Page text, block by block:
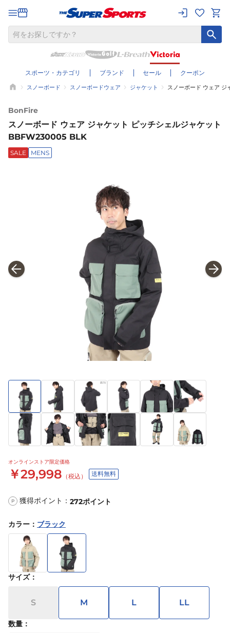
スポーツ・カテゴリ ブランド セール クーポン
スノーボード スノーボードウェア ジャケット スノーボード ウェア
BonFire
スノーボード ウェア ジャケット ピッチシェルジャケット
BBFW230005 BLK
SALE MENS
オンラインストア限定価格
￥29,998 （税込） 送料無料
P 獲得ポイント： 272ポイント
カラー ： ブラック
サイズ：
S M L LL
数量：